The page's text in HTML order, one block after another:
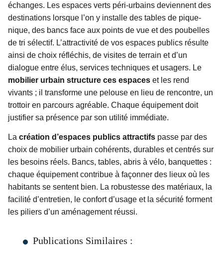
échanges. Les espaces verts péri-urbains deviennent des
destinations lorsque l’on y installe des tables de pique-
nique, des bancs face aux points de vue et des poubelles
de tri sélectif. L’attractivité de vos espaces publics résulte
ainsi de choix réfléchis, de visites de terrain et d’un
dialogue entre élus, services techniques et usagers. Le
mobilier urbain structure ces espaces et les rend
vivants ; il transforme une pelouse en lieu de rencontre, un
trottoir en parcours agréable. Chaque équipement doit
justifier sa présence par son utilité immédiate.
La création d’espaces publics attractifs passe par des
choix de mobilier urbain cohérents, durables et centrés sur
les besoins réels. Bancs, tables, abris à vélo, banquettes :
chaque équipement contribue à façonner des lieux où les
habitants se sentent bien. La robustesse des matériaux, la
facilité d’entretien, le confort d’usage et la sécurité forment
les piliers d’un aménagement réussi.
Publications Similaires :